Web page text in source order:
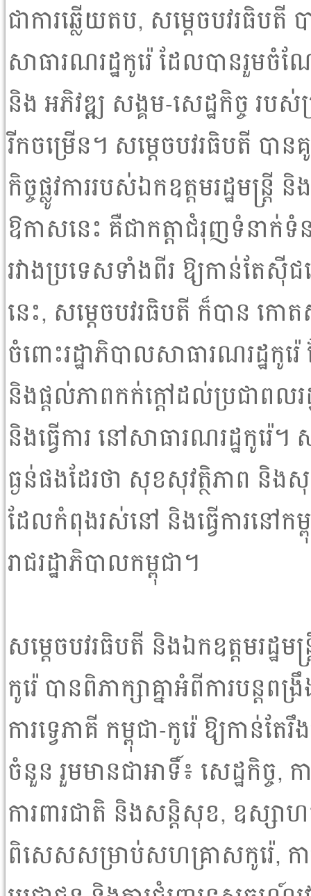
ជាការឆ្លើយតប, សម្ដេចបវរធិ
សាធារណរដ្ឋកូរ៉េ ដែលបានរួមចំ
និង អភិវឌ្ឍ សង្គម-សេដ្ឋកិច្ច រប
រីកចម្រើន។ សម្តេចបវរធិបតី ប
កិច្ចផ្លូវការរបស់ឯកឧត្តមរដ្ឋមន្ត្
ឱកាសនេះ គឺជាកត្តាជំរុញទំនាក់
រវាងប្រទេសទាំងពីរ ឱ្យកាន់តែស៊ី
នេះ, សម្ដេចបវរធិបតី ក៏បាន ក
ចំពោះរដ្ឋាភិបាលសាធារណរដ្ឋកូ
និងផ្ដល់ភាពកក់ក្ដៅដល់ប្រជាពល
និងធ្វើការ នៅសាធារណរដ្ឋកូរ៉េ
ធ្ងន់ផងដែរថា សុខសុវត្ថិភាព និ
ដែលកំពុងរស់នៅ និងធ្វើការនៅក
រាជរដ្ឋាភិបាលកម្ពុជា។
សម្ដេចបវរធិបតី និងឯកឧត្តមរដ្ឋម
កូរ៉េ បានពិភាក្សាគ្នាអំពីការបន្ត
ការទ្វេភាគី កម្ពុជា-កូរ៉េ ឱ្យកា
ចំនួន រួមមានជាអាទិ៍៖ សេដ្ឋកិច្ច,
ការពារជាតិ និងសន្តិសុខ, ឧស្សាហ
ពិសេសសម្រាប់សហគ្រាសកូរ៉េ, ការ